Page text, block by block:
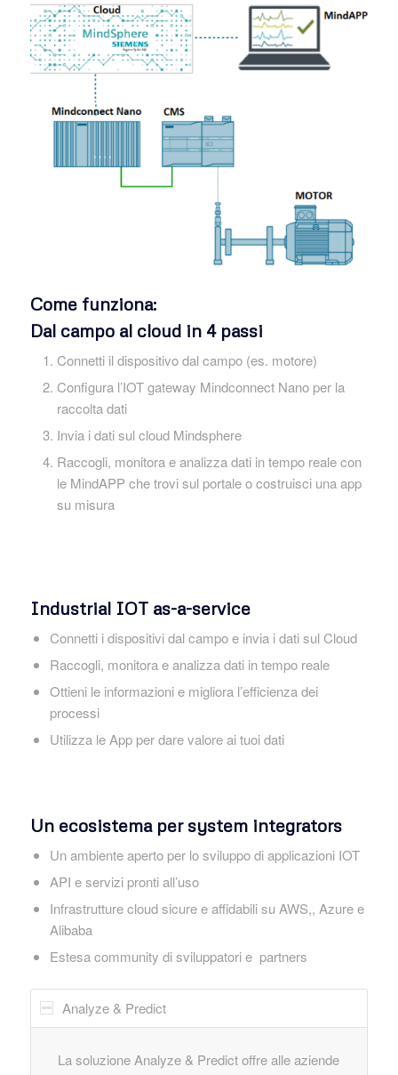
Come funziona:
Dal campo al cloud in 4 passi
Connetti il dispositivo dal campo (es. motore)
Configura l’IOT gateway Mindconnect Nano per la
raccolta dati
Invia i dati sul cloud Mindsphere
Raccogli, monitora e analizza dati in tempo reale con
le MindAPP che trovi sul portale o costruisci una app
su misura
Industrial IOT as-a-service
Connetti i dispositivi dal campo e invia i dati sul Cloud
Raccogli, monitora e analizza dati in tempo reale
Ottieni le informazioni e migliora l’efficienza dei
processi
Utilizza le App per dare valore ai tuoi dati
Un ecosistema per system integrators
Un ambiente aperto per lo sviluppo di applicazioni IOT
API e servizi pronti all’uso
Infrastrutture cloud sicure e affidabili su AWS,, Azure e
Alibaba
Estesa community di sviluppatori e partners
Analyze & Predict
La soluzione Analyze & Predict offre alle aziende